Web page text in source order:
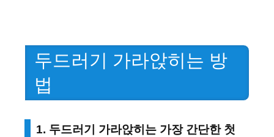
두드러기 가라앉히는 방
법
1. 두드러기 가라앉히는 가장 간단한 첫